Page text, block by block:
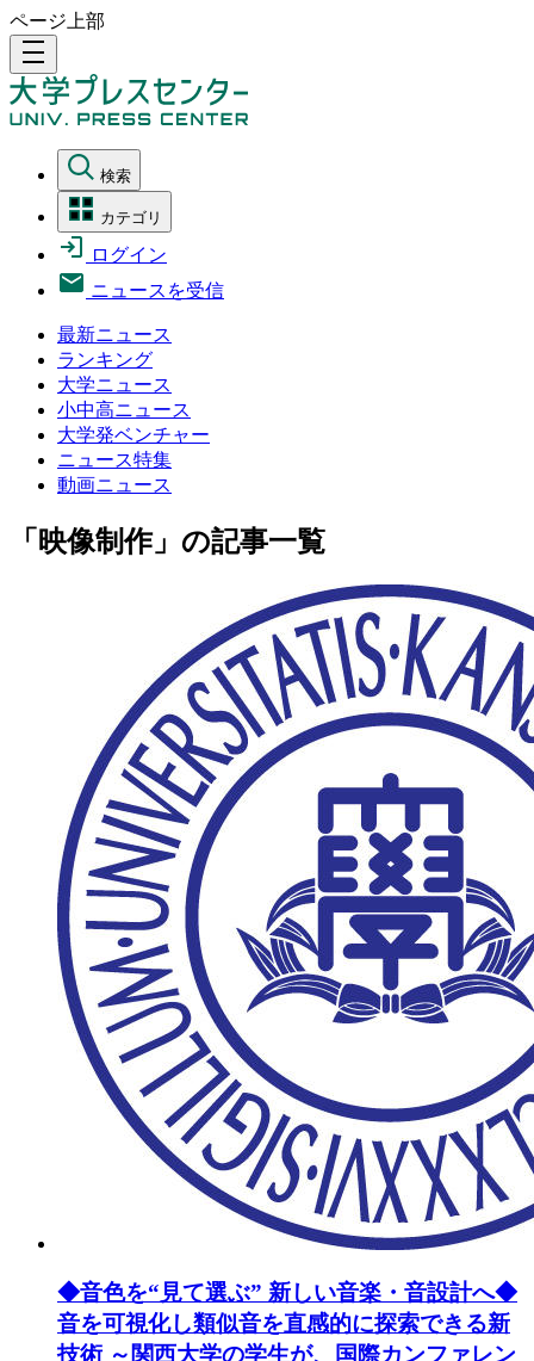
ページ上部
density_medium
検索
カテゴリ
ログイン
ニュースを受信
最新ニュース
ランキング
大学ニュース
小中高ニュース
大学発ベンチャー
ニュース特集
動画ニュース
「映像制作」の記事一覧
◆音色を“見て選ぶ” 新しい音楽・音設計へ◆
音を可視化し類似音を直感的に探索できる新
技術 ～関西大学の学生が、国際カンファレン